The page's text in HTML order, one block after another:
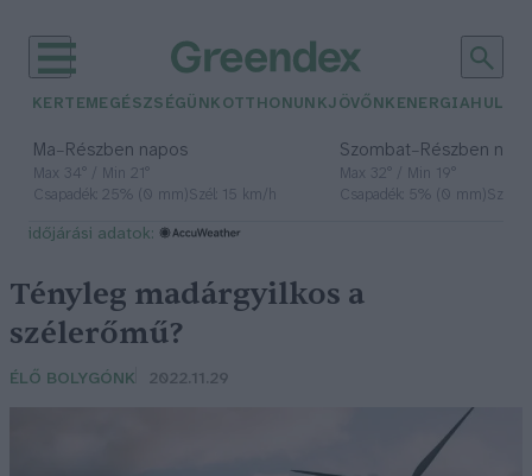
KERTEM EGÉSZSÉGÜNK OTTHONUNKJÖVŐNK ENERGIA
Ma– Részben napos
Max 34° / Min 21°
Csapadék: 25% (0 mm)Szél: 15 km/h
Szombat– Részben
Max 32° / Min 19°
Csapadék: 5% (0 mm)Szél:
időjárási adatok:
Tényleg madárgyilkos a
szélerőmű?
ÉLŐ BOLYGÓNK 2022.11.29